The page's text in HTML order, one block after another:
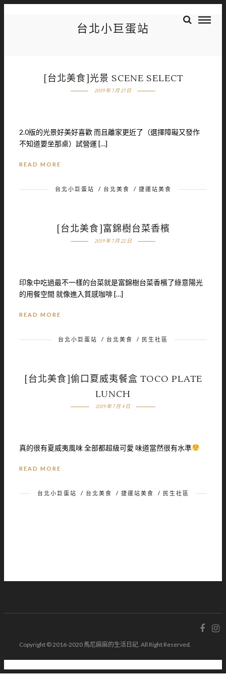
台北小巨蛋站
[台北美食]光景 SCENE SELECT
2019 年 7 月 27 日
2.0版的光景好美好喜歡 而且離家更近了（選擇障礙又發作
不知道要坐那桌）試營運 […]
READ MORE
台北小巨蛋站 / 台北美食 / 捷運站美食
[台北美食]富錦樹台菜香檳
2019 年 7 月 22 日
印象中吃過最不一樣的台菜就是富錦樹台菜香檳了綠意陽光
的用餐空間 就像進入質感咖啡 […]
READ MORE
台北小巨蛋站 / 台北美食 / 民生社區
[台北美食]偷口夏威夷餐盒 TOCO PLATE
LUNCH
2019 年 7 月 4 日
真的很有夏威夷風味 全部都超級可愛 味道當然很有水準
READ MORE
台北小巨蛋站 / 台北美食 / 捷運站美食 / 民生社區
Copyright © 2016-2020 馬尼麻麻的生活日記. All Right Reserved.